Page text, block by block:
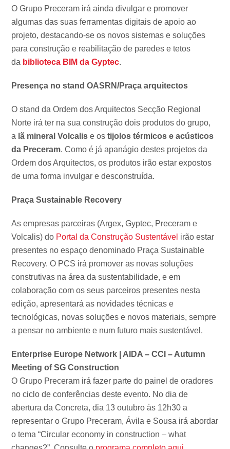
O Grupo Preceram irá ainda divulgar e promover
algumas das suas ferramentas digitais de apoio ao
projeto, destacando-se os novos sistemas e soluções
para construção e reabilitação de paredes e tetos
da biblioteca BIM da Gyptec.
Presença no stand OASRN/Praça arquitectos
O stand da Ordem dos Arquitectos Secção Regional
Norte irá ter na sua construção dois produtos do grupo,
a lã mineral Volcalis e ostijolos térmicos e acústicos
da Preceram. Como é já apanágio destes projetos da
Ordem dos Arquitectos, os produtos irão estar expostos
de uma forma invulgar e desconstruída.
Praça Sustainable Recovery
As empresas parceiras (Argex, Gyptec, Preceram e
Volcalis) do Portal da Construção Sustentável irão estar
presentes no espaço denominado Praça Sustainable
Recovery. O PCS irá promover as novas soluções
construtivas na área da sustentabilidade, e em
colaboração com os seus parceiros presentes nesta
edição, apresentará as novidades técnicas e
tecnológicas, novas soluções e novos materiais, sempre
a pensar no ambiente e num futuro mais sustentável.
Enterprise Europe Network | AIDA – CCI – Autumn
Meeting of SG Construction
O Grupo Preceram irá fazer parte do painel de oradores
no ciclo de conferências deste evento. No dia de
abertura da Concreta, dia 13 outubro às 12h30 a
representar o Grupo Preceram, Ávila e Sousa irá abordar
o tema “Circular economy in construction – what